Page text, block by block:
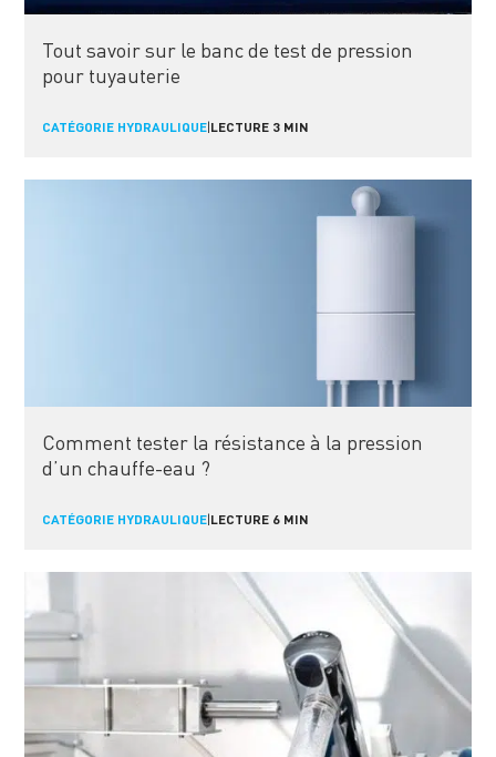
Tout savoir sur le banc de test de pression
pour tuyauterie
CATÉGORIE HYDRAULIQUE|LECTURE 3 MIN
Comment tester la résistance à la pression
d’un chauffe-eau ?
CATÉGORIE HYDRAULIQUE|LECTURE 6 MIN